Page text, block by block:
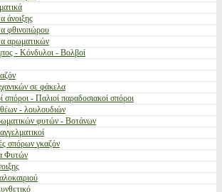
άνοιξης
φθινοπώρου
αρωματικών
- Κόνδυλοι - Βολβοί
σε φάκελα
σπόροι - Παλιοί παραδοσιακοί σπόροι
- λουλουδιών
φυτών - Βοτάνων
σπόρων γκαζόν
Φυτών